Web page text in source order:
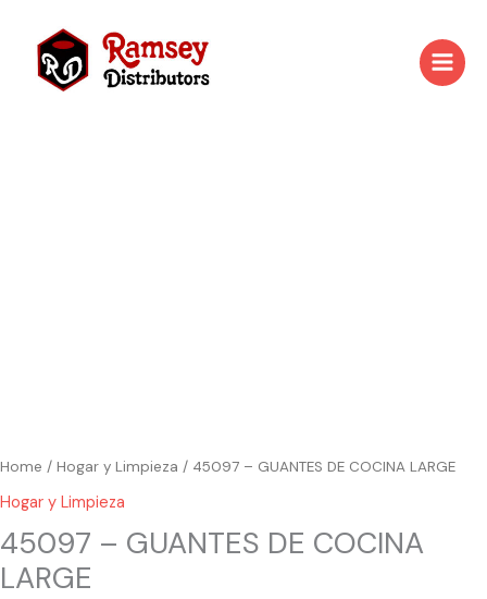
content
Home / Hogar y Limpieza / 45097 – GUANTES DE COCINA LARGE
Hogar y Limpieza
45097 – GUANTES DE COCINA
LARGE